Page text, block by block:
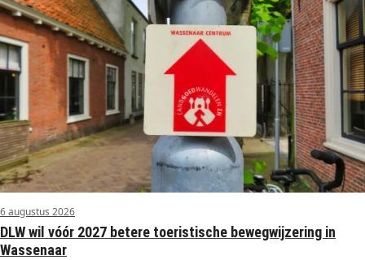
6 augustus 2026
DLW wil vóór 2027 betere toeristische bewegwijzering in
Wassenaar